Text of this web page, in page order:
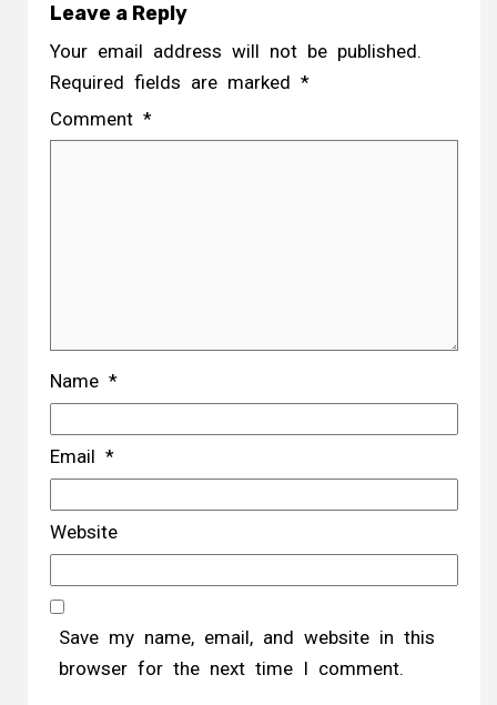
Leave a Reply
Your email address will not be published.
Required fields are marked *
Comment *
Name *
Email *
Website
Save my name, email, and website in this
browser for the next time I comment.